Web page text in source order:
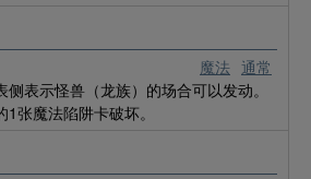
魔法 通常
侧表示怪兽（龙族）的场合可以发动。
1张魔法陷阱卡破坏。